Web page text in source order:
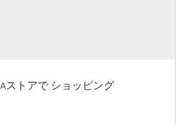
ストアで ショッピング